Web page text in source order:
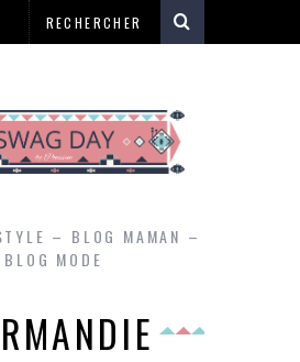
– BLOG MAMAN –
BLOG MODE